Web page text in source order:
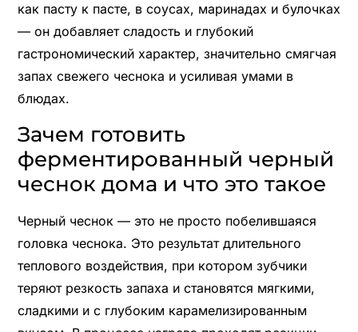
как пасту к пасте, в соусах, маринадах и булочках
— он добавляет сладость и глубокий
гастрономический характер, значительно смягчая
запах свежего чеснока и усиливая умами в
блюдах.
Зачем готовить
ферментированный черный
чеснок дома и что это такое
Черный чеснок — это не просто побелившаяся
головка чеснока. Это результат длительного
теплового воздействия, при котором зубчики
теряют резкость запаха и становятся мягкими,
сладкими и с глубоким карамелизированным